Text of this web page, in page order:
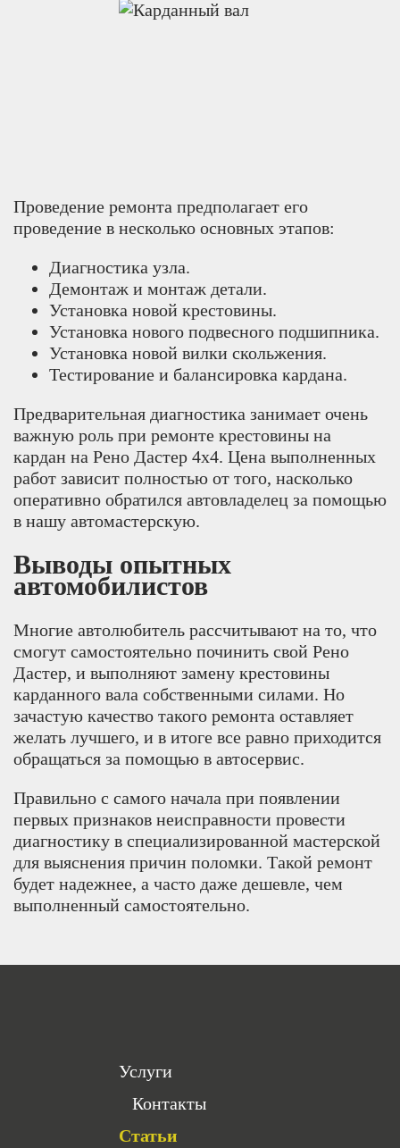
Проведение ремонта предполагает его
проведение в несколько основных этапов:
Диагностика узла.
Демонтаж и монтаж детали.
Установка новой крестовины.
Установка нового подвесного подшипника.
Установка новой вилки скольжения.
Тестирование и балансировка кардана.
Предварительная диагностика занимает очень
важную роль при ремонте крестовины на
кардан на Рено Дастер 4х4. Цена выполненных
работ зависит полностью от того, насколько
оперативно обратился автовладелец за помощью
в нашу автомастерскую.
Выводы опытных
автомобилистов
Многие автолюбитель рассчитывают на то, что
смогут самостоятельно починить свой Рено
Дастер, и выполняют замену крестовины
карданного вала собственными силами. Но
зачастую качество такого ремонта оставляет
желать лучшего, и в итоге все равно приходится
обращаться за помощью в автосервис.
Правильно с самого начала при появлении
первых признаков неисправности провести
диагностику в специализированной мастерской
для выяснения причин поломки. Такой ремонт
будет надежнее, а часто даже дешевле, чем
выполненный самостоятельно.
Услуги
Контакты
Статьи